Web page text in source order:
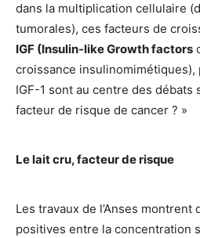
dans la multiplication cellulaire
tumorales), ces facteurs de
IGF (Insulin-like Growth factors
croissance
IGF-1 sont au centre des débats
facteur de risque de cancer ? »
Le lait cru, facteur de risque
Les travaux de l’Anses montrent
positives entre la concentration